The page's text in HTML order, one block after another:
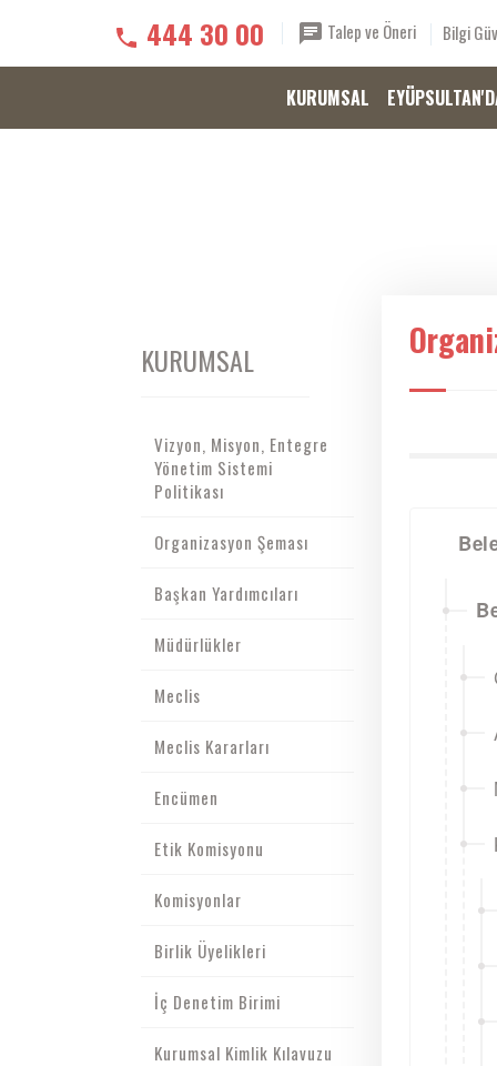
444 30 00 Talep ve Öneri Bilgi
KURUMSAL
KURUMSAL
Vizyon, Misyon, Entegre
Yönetim Sistemi
Politikası
Organizasyon Şeması
Başkan Yardımcıları
Müdürlükler
Meclis
Meclis Kararları
Encümen
Etik Komisyonu
Komisyonlar
Birlik Üyelikleri
İç Denetim Birimi
Kurumsal Kimlik Kılavuzu